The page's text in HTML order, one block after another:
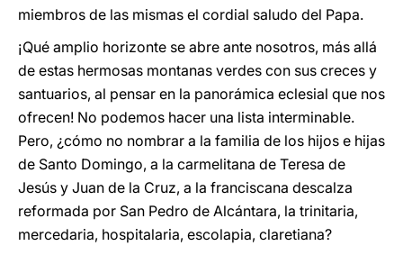
miembros de las mismas el cordial saludo del Papa.
¡Qué amplio horizonte se abre ante nosotros, más allá
de estas hermosas montanas verdes con sus creces y
santuarios, al pensar en la panorámica eclesial que nos
ofrecen! No podemos hacer una lista interminable.
Pero, ¿cómo no nombrar a la familia de los hijos e hijas
de Santo Domingo, a la carmelitana de Teresa de
Jesús y Juan de la Cruz, a la franciscana descalza
reformada por San Pedro de Alcántara, la trinitaria,
mercedaria, hospitalaria, escolapia, claretiana?